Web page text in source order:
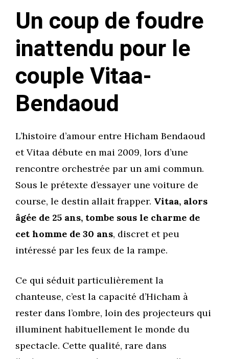
Un coup de foudre
inattendu pour le
couple Vitaa-
Bendaoud
L’histoire d’amour entre Hicham Bendaoud
et Vitaa débute en mai 2009, lors d’une
rencontre orchestrée par un ami commun.
Sous le prétexte d’essayer une voiture de
course, le destin allait frapper. Vitaa, alors
âgée de 25 ans, tombe sous le charme de
cet homme de 30 ans, discret et peu
intéressé par les feux de la rampe.
Ce qui séduit particulièrement la
chanteuse, c’est la capacité d’Hicham à
rester dans l’ombre, loin des projecteurs qui
illuminent habituellement le monde du
spectacle. Cette qualité, rare dans